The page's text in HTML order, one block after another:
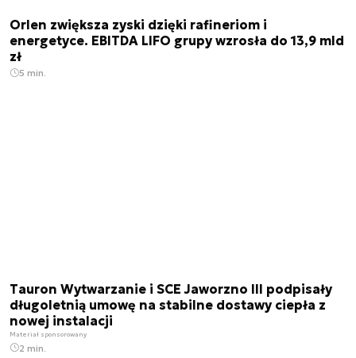
Orlen zwiększa zyski dzięki rafineriom i
energetyce. EBITDA LIFO grupy wzrosła do 13,9 mld
zł
5 min.
Tauron Wytwarzanie i SCE Jaworzno III podpisały
długoletnią umowę na stabilne dostawy ciepła z
nowej instalacji
Materiał sponsorowany
2 min.